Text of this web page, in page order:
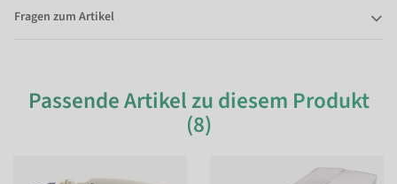
Fragen zum Artikel
Passende Artikel zu diesem Produkt
(8)